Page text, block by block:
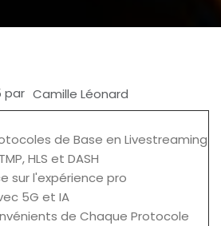
par Camille Léonard
de Base en Livestreaming
HLS et DASH
sur l'expérience pro
5G et IA
de Chaque Protocole